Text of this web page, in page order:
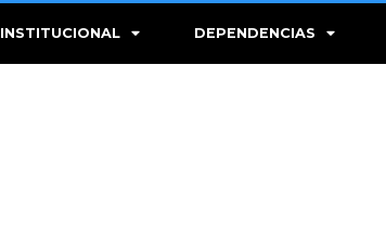
INSTITUCIONAL DEPENDENCIAS